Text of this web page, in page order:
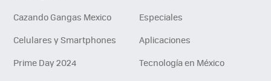
Cazando Gangas Mexico
Especiales
Celulares y Smartphones
Aplicaciones
Prime Day 2024
Tecnología en México